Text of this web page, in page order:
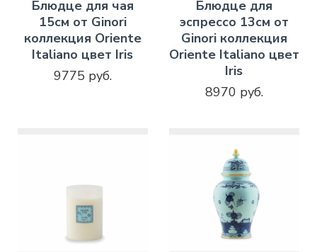
Блюдце для чая
15см от Ginori
коллекция Oriente
Italiano цвет Iris
9775 руб.
Блюдце для
эспрессо 13см от
Ginori коллекция
Oriente Italiano цвет
Iris
8970 руб.